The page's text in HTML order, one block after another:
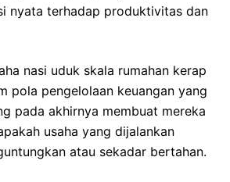
nyata terhadap produktivitas dan
nasi uduk skala rumahan kerap
pola pengelolaan keuangan yang
pada akhirnya membuat mereka
usaha yang dijalankan
atau sekadar bertahan.